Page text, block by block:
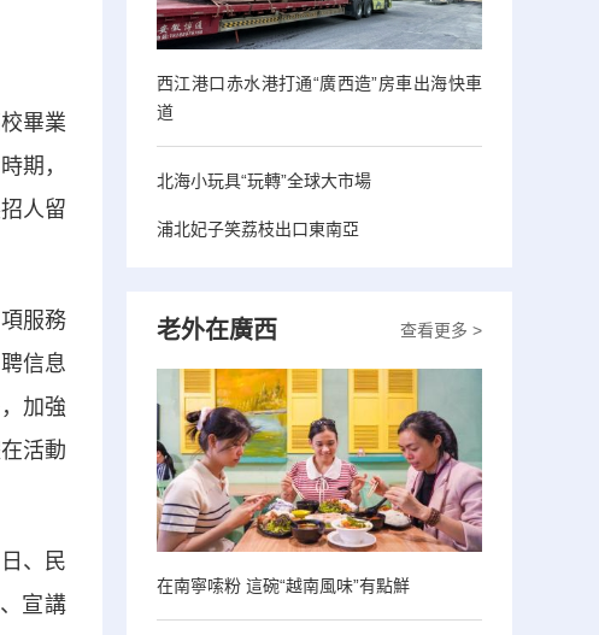
畢業
期，
人留
服務
信息
加強
活動
、民
宣講
西江港口赤水港打通“廣西造”房車出海快車
道
北海小玩具“玩轉”全球大市場
浦北妃子笑荔枝出口東南亞
查看更多 >
老外在廣西
在南寧嗦粉 這碗“越南風味”有點鮮